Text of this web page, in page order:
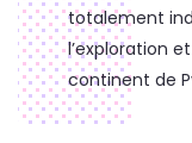
totalement
l’exploration
continent de